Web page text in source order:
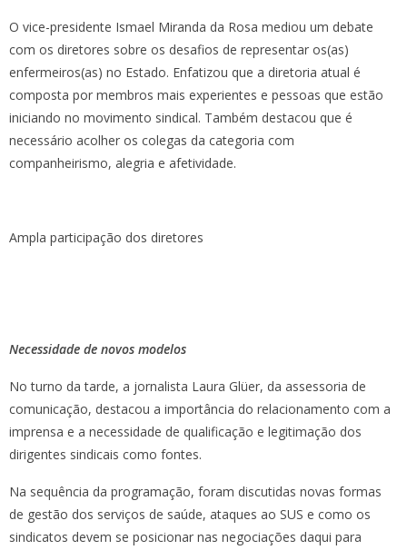
O vice-presidente Ismael Miranda da Rosa mediou um debate
com os diretores sobre os desafios de representar os(as)
enfermeiros(as) no Estado. Enfatizou que a diretoria atual é
composta por membros mais experientes e pessoas que estão
iniciando no movimento sindical. Também destacou que é
necessário acolher os colegas da categoria com
companheirismo, alegria e afetividade.
Ampla participação dos diretores
Necessidade de novos modelos
No turno da tarde, a jornalista Laura Glüer, da assessoria de
comunicação, destacou a importância do relacionamento com a
imprensa e a necessidade de qualificação e legitimação dos
dirigentes sindicais como fontes.
Na sequência da programação, foram discutidas novas formas
de gestão dos serviços de saúde, ataques ao SUS e como os
sindicatos devem se posicionar nas negociações daqui para